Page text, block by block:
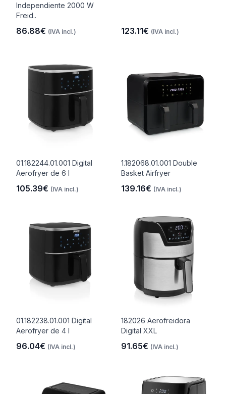
Independiente 2000 W
Freid..
86.88€ (IVA incl.) 123.11€ (IVA incl.)
01.182244.01.001 Digital
Aerofryer de 6 l
105.39€ (IVA incl.)
1.182068.01.001 Double
Basket Airfryer
139.16€ (IVA incl.)
01.182238.01.001 Digital
Aerofryer de 4 l
96.04€ (IVA incl.)
182026 Aerofreidora
Digital XXL
91.65€ (IVA incl.)